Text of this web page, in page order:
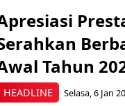
HEADLINE
Tahun
Selasa, 6 Jan